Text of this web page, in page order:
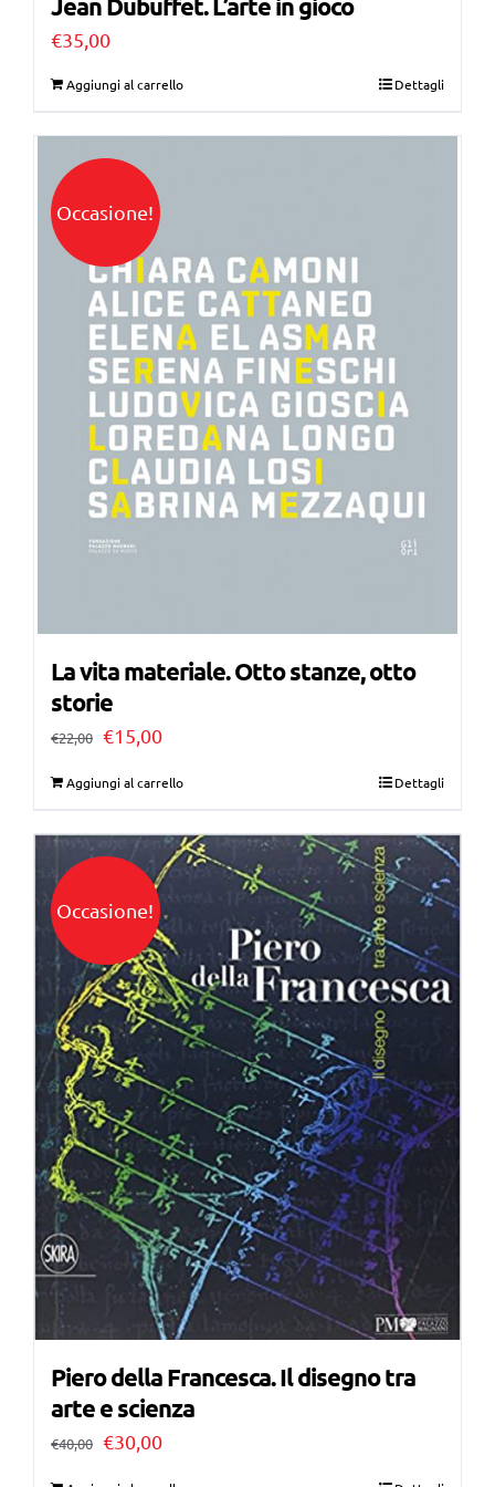
€35,00
Aggiungi al carrello Dettagli
Occasione!
La vita materiale. Otto stanze, otto
storie
€22,00 Il
era:
€22,00.
€15,00Il
è:
€15,00.
Aggiungi al carrello Dettagli
Occasione!
Piero della Francesca. Il disegno tra
arte e scienza
€40,00 Il
€30,00Il